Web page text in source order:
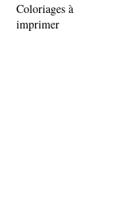
Coloriages à
imprimer